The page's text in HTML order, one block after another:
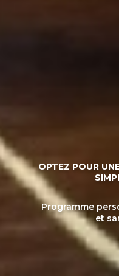
OPTEZ POUR
Programme
et